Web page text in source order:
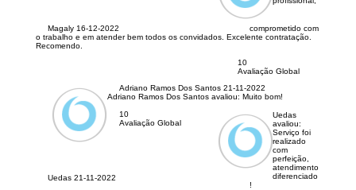
Magaly 16-12-2022
comprometido com
o trabalho e em atender bem todos os convidados. Excelente contratação.
Recomendo.
10
Avaliação Global
Adriano Ramos Dos Santos 21-11-2022
Adriano Ramos Dos Santos avaliou: Muito bom!
10
Avaliação Global
Uedas 21-11-2022
Uedas
avaliou:
Serviço foi
realizado
com
perfeição,
atendimento
diferenciado
!